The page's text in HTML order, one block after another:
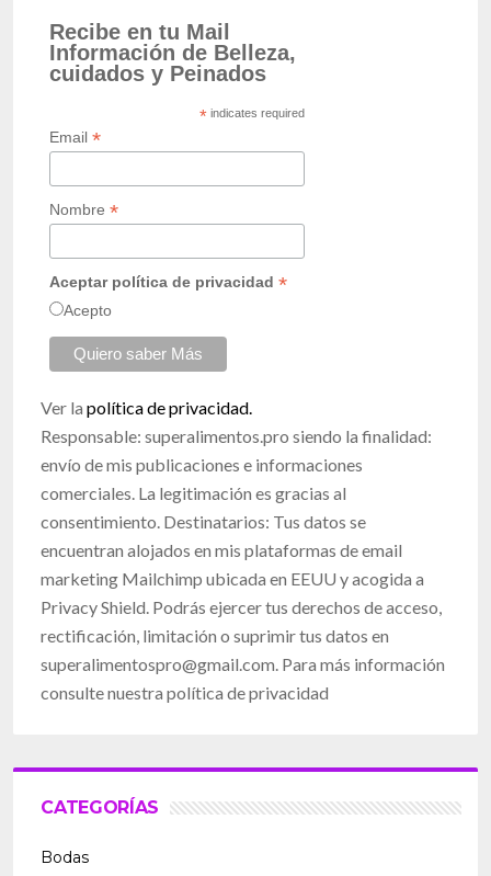
Recibe en tu Mail
Información de Belleza,
cuidados y Peinados
*indicates required
Email *
Nombre *
Aceptar política de privacidad *
Acepto
Ver lapolítica de privacidad.
Responsable: superalimentos.pro siendo la finalidad:
envío de mis publicaciones e informaciones
comerciales. La legitimación es gracias al
consentimiento. Destinatarios: Tus datos se
encuentran alojados en mis plataformas de email
marketing Mailchimp ubicada en EEUU y acogida a
Privacy Shield. Podrás ejercer tus derechos de acceso,
rectificación, limitación o suprimir tus datos en
superalimentospro@gmail.com . Para más información
consulte nuestra política de privacidad
CATEGORÍAS
Bodas